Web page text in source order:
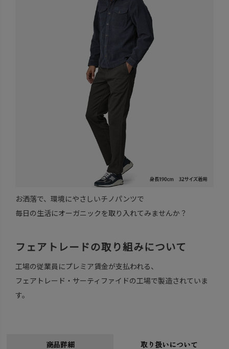
お洒落で、環境にやさしいチノパンツで
毎日の生活にオーガニックを取り入れてみませんか？
フェアトレードの取り組みについて
工場の従業員にプレミア賃金が支払われる、
フェアトレード・サーティファイドの工場で製造されていま
す。
商品詳細 取り扱いについて